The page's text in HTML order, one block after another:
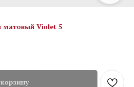
матовый Violet 5